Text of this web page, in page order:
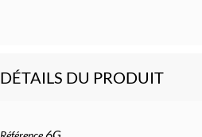
DÉTAILS DU PRODUIT